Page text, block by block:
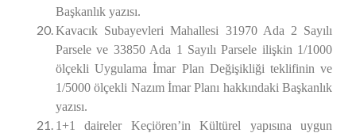
Başkanlık yazısı.
Kavacık Subayevleri Mahallesi 31970 Ada 2 Sayılı
Parsele ve 33850 Ada 1 Sayılı Parsele ilişkin 1/1000
ölçekli Uygulama İmar Plan Değişikliği teklifinin ve
1/5000 ölçekli Nazım İmar Planı hakkındaki Başkanlık
yazısı.
1+1 daireler Keçiören’in Kültürel yapısına uygun